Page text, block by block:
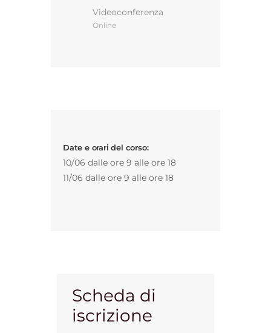
Videoconferenza
Online
Date e orari del corso:
10/06 dalle ore 9 alle ore 18
11/06 dalle ore 9 alle ore 18
Scheda di
iscrizione